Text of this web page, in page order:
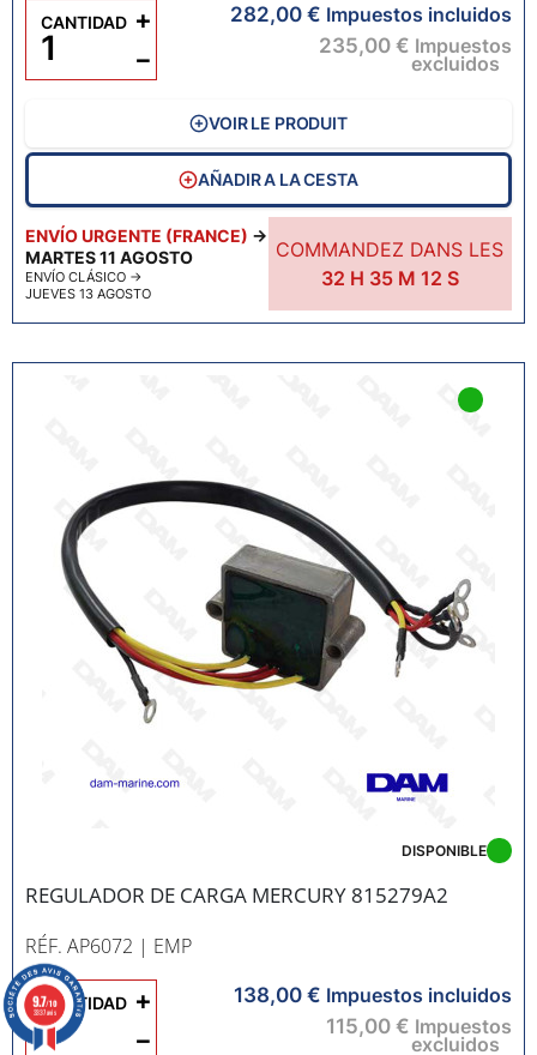
ENVÍO URGENTE (FRANCE) →
MARTES 11 AGOSTO
ENVÍO CLÁSICO →
JUEVES 13 AGOSTO
COMMANDEZ DANS LES
32 H 35 M11S
282,00 € Impuestos incluidos
235,00 € Impuestos
excluidos
CANTIDAD
−
+
VOIR LE PRODUIT
AÑADIR A LA CESTA
REGULADOR DE CARGA MERCURY 815279A2
RÉF. AP6072 | EMP
DISPONIBLE
138,00 € Impuestos incluidos
115,00 € Impuestos
excluidos
CANTIDAD
−
+
9.7/10
3337 avis